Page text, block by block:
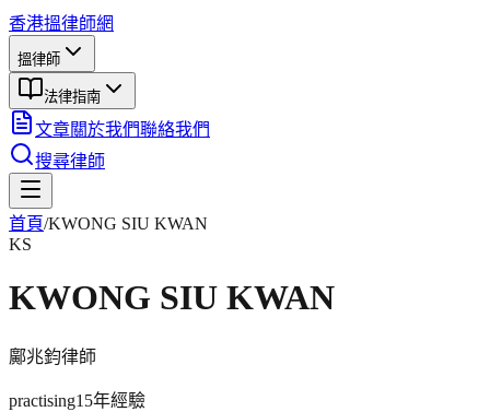
香港搵律師網
搵律師
法律指南
文章關於我們聯絡我們
搜尋律師
首頁/KWONG SIU KWAN
KS
KWONG SIU KWAN
鄺兆鈞律師
practising15年經驗